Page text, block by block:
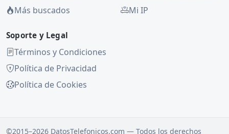
Más buscados
Mi IP
Soporte y Legal
Términos y Condiciones
Política de Privacidad
Política de Cookies
©2015–2026 DatosTelefonicos.com — Todos los derechos